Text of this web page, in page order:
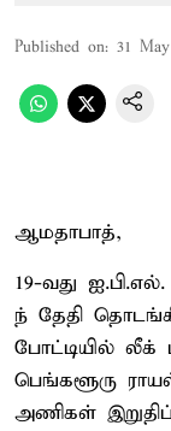
Published on: 31
ஆமதாபாத்,
19-வது
ந் தேதி
போட்டியில் லீக்
பெங்களூரு
அணிகள்